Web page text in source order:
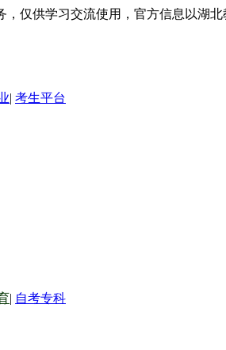
仅供学习交流使用，官方信息以湖北
| 考生平台
| 自考专科